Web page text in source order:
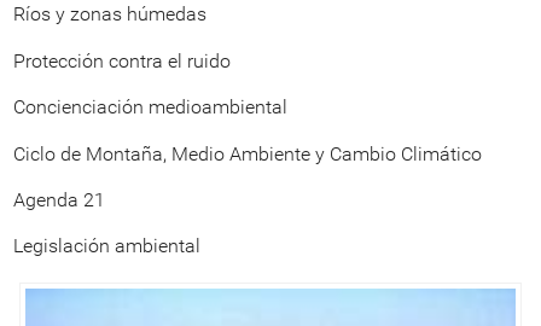
Ríos y zonas húmedas
Protección contra el ruido
Concienciación medioambiental
Ciclo de Montaña, Medio Ambiente y Cambio Climático
Agenda 21
Legislación ambiental